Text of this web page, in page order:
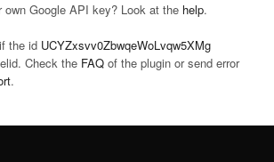
own Google API key? Look at the help.
the id UCYZxsvv0ZbwqeWoLvqw5XMg
Check the FAQ of the plugin or send error
.